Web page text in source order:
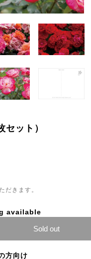
ット）
だきます。
available
Sold out
方向け